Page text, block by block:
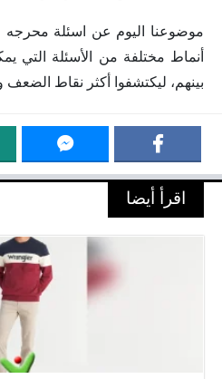
موضوعنا اليوم عن اسئلة محرجه
أنماط مختلفة من الأسئلة التي
بينهم، ليكتشفوا أكثر نقاط الضعف
اقرأ أيضا